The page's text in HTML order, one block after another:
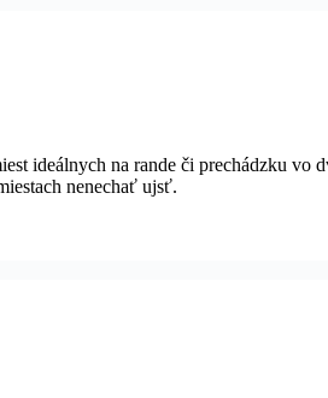
ideálnych na rande či prechádzku
nenechať ujsť.